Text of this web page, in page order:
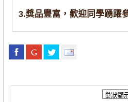
3.獎品豐富，歡迎同學踴躍